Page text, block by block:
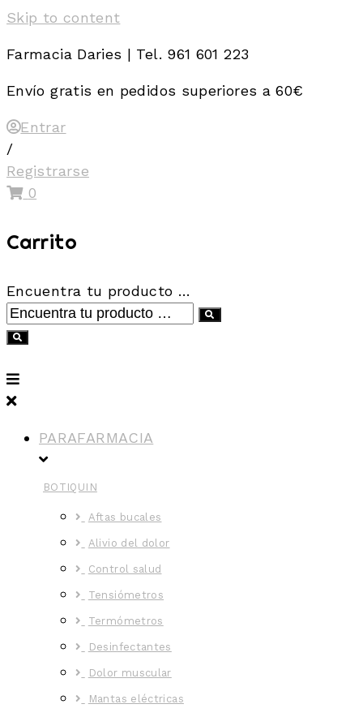
Skip to content
Farmacia Daries | Tel. 961 601 223
Envío gratis en pedidos superiores a 60€
Entrar
/
Registrarse
0
Carrito
Encuentra tu producto …
PARAFARMACIA
BOTIQUIN
Aftas bucales
Alivio del dolor
Control salud
Tensiómetros
Termómetros
Desinfectantes
Dolor muscular
Mantas eléctricas